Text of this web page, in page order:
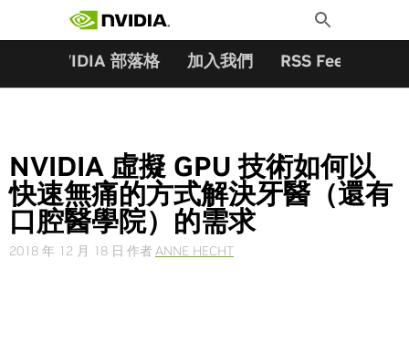
Toggle
Search
NVIDIA 部落格 加入我們 RSS Feeds
NVIDIA 虛擬 GPU 技術如何以
快速無痛的方式解決牙醫（還有
口腔醫學院）的需求
2018 年 12 月 18 日 作者 ANNE HECHT